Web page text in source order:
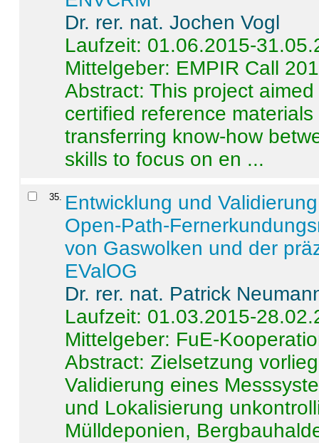
Dr. rer. nat. Jochen Vogl
Laufzeit: 01.06.2015-
Mittelgeber: EMPIR Call
Abstract:This project
certified reference
transferring know-how
skills to focus on en ...
35. Entwicklung und
Open-Path-
von Gaswolken und der
EValOG
Dr. rer. nat. Patrick
Laufzeit: 01.03.2015-
Mittelgeber: FuE-
Abstract:Zielsetzung
Validierung eines
und Lokalisierung
Mülldeponien,